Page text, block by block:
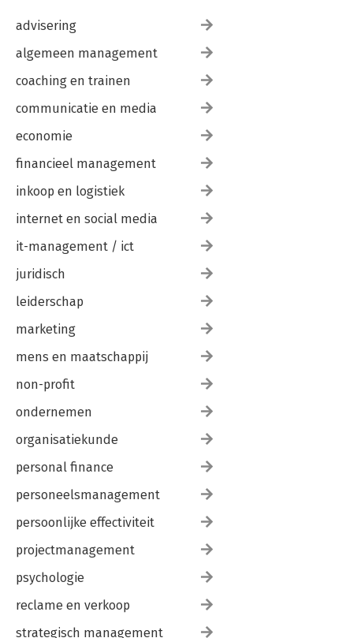
advisering
algemeen management
coaching en trainen
communicatie en media
economie
financieel management
inkoop en logistiek
internet en social media
it-management / ict
juridisch
leiderschap
marketing
mens en maatschappij
non-profit
ondernemen
organisatiekunde
personal finance
personeelsmanagement
persoonlijke effectiviteit
projectmanagement
psychologie
reclame en verkoop
strategisch management